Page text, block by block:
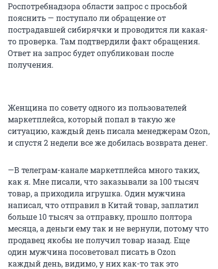
Роспотребнадзора области запрос с просьбой
пояснить — поступало ли обращение от
пострадавшей сибирячки и проводится ли какая-
то проверка. Там подтвердили факт обращения.
Ответ на запрос будет опубликован после
получения.
Женщина по совету одного из пользователей
маркетплейса, который попал в такую же
ситуацию, каждый день писала менеджерам Ozon,
и спустя 2 недели все же добилась возврата денег.
—В телеграм-канале маркетплейса много таких,
как я. Мне писали, что заказывали за 100 тысяч
товар, а приходила игрушка. Один мужчина
написал, что отправил в Китай товар, заплатил
больше 10 тысяч за отправку, прошло полтора
месяца, а деньги ему так и не вернули, потому что
продавец якобы не получил товар назад. Еще
один мужчина посоветовал писать в Ozon
каждый день, видимо, у них как-то так это